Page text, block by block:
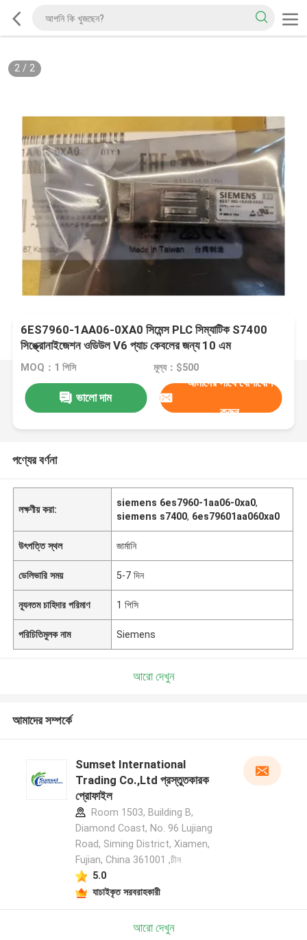
2/ 2
6ES7960-1AA06-0XA0 সিমেন্স PLC সিম্যাটিক S7400
সিঙ্ক্রোনাইজেশন ওডিউল V6 প্যাচ কেবলের জন্য 10 এম
MOQ：1 পিসি মূল্য：$500
ভালো দাম
আমাদের সাথে যোগাযোগ
করুন
পণ্যের বর্ণনা
লক্ষণীয় করা:
siemens 6es7960-1aa06-0xa0,
siemens s7400, 6es79601aa060xa0
উৎপত্তি স্থল জার্মানি
ডেলিভারি সময় 5-7 দিন
ন্যূনতম চাহিদার পরিমাণ 1 পিসি
পরিচিতিমুলক নাম Siemens
আরো দেখুন
আমাদের সম্পর্কে
Sumset International
Trading Co.,Ltd প্রস্তুতকারক
প্রোফাইল
Room 1503, Building B,
Diamond Coast, No. 96 Lujiang
Road, Siming District, Xiamen,
Fujian, China 361001 ,চীন
5.0
যাচাইকৃত সরবরাহকারী
আরো দেখুন